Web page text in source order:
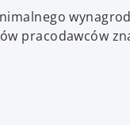
pracodawców